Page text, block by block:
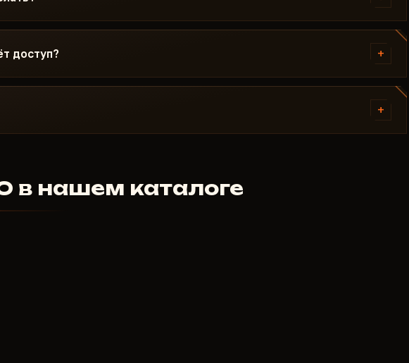
Большинство проблем решается за 15
Secure Boot, антивирус. Поддержка
доступ? +
анонимные платёжные системы. Доступ
подтверждения платежа - обычно в течение
+
в нашем каталоге